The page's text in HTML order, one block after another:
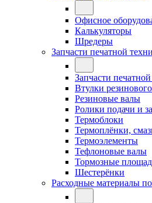
Офисное
Калькуляторы
Шредеры
Запчасти печатной
Запчасти
Втулки
Резиновые валы
Ролики подачи и
Термоблоки
Термоплёнки,
Термоэлементы
Тефлоновые валы
Тормозные
Шестерёнки
Расходные материалы